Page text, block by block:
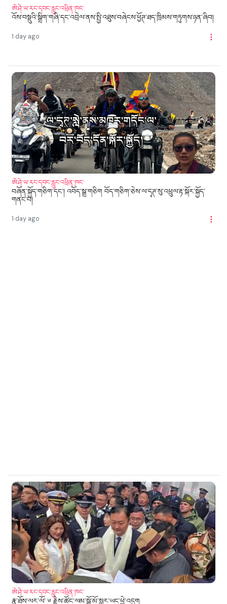
ཨེ་ཤེ་ཡ་རང་དབང་རླུང་འཕྲིན་ཁང་
འོས་བསྡུའི་སྒྲིག་གཞི་དང་འབྲེལ་ནས་སྤྱི་འཐུས་བཞེངས་ཕྱོཊ་ཐད་ཁྲིམས་གཏུགས་ཉན་ཞིབ།
1 day ago
ཨེ་ཤེ་ཡ་རང་དབང་རླུང་འཕྲིན་ཁང་
བཞོན་སྐྱོད་གཅིག་དང་། འབོད་སྒྲ་གཅིག བོད་གཅིག་ཅེས་ལ་དྭཊ་སུ་འཕྲུལ་རྟ་སྐོར་སྐྱོད་
གནང་པ།
1 day ago
ཨེ་ཤེ་ཡ་རང་དབང་རླུང་འཕྲིན་ཁང་
རྣ་ཐོས་ལར་ལོ་ ༦ རྗེས་ཚོང་ལམ་སྒོ་མོ་སླར་ཡང་ཕྱེ་འདུག